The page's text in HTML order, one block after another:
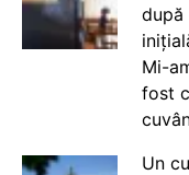
după
Mi-
fost
Un